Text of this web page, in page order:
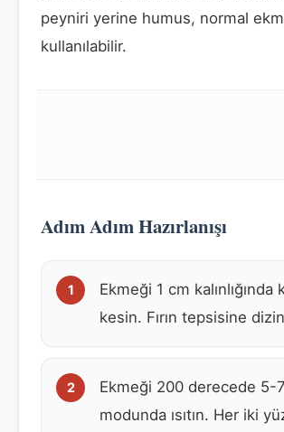
peyniri yerine humus, normal
kullanılabilir.
Adım Adım Hazırlanışı
Ekmeği 1 cm
kesin. Fırın tepsisine
Ekmeği 200 derecede 5-
modunda ısıtın. Her iki